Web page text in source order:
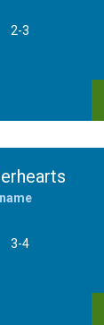
2-3
3-4